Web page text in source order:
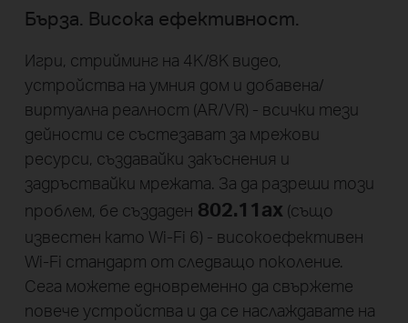
Бърза. Висока ефективност.
Игри, стрийминг на 4K/8K видео,
устройства на умния дом и добавена/
виртуална реалност (AR/VR) - всички тези
дейности се състезават за мрежови
ресурси, създавайки закъснения и
задръствайки мрежата. За да разреши този
проблем, бе създаден 802.11ax (също
известен като Wi-Fi 6) - високоефективен
Wi-Fi стандарт от следващо поколение.
Сега можете едновременно да свържете
повече устройства и да се наслаждавате на